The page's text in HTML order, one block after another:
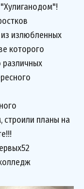
излюбленных
которого
строили планы на